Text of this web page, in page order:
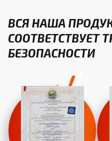
ВСЯ НАША
СООТВЕТСТВУЕТ
БЕЗОПАСНОСТИ